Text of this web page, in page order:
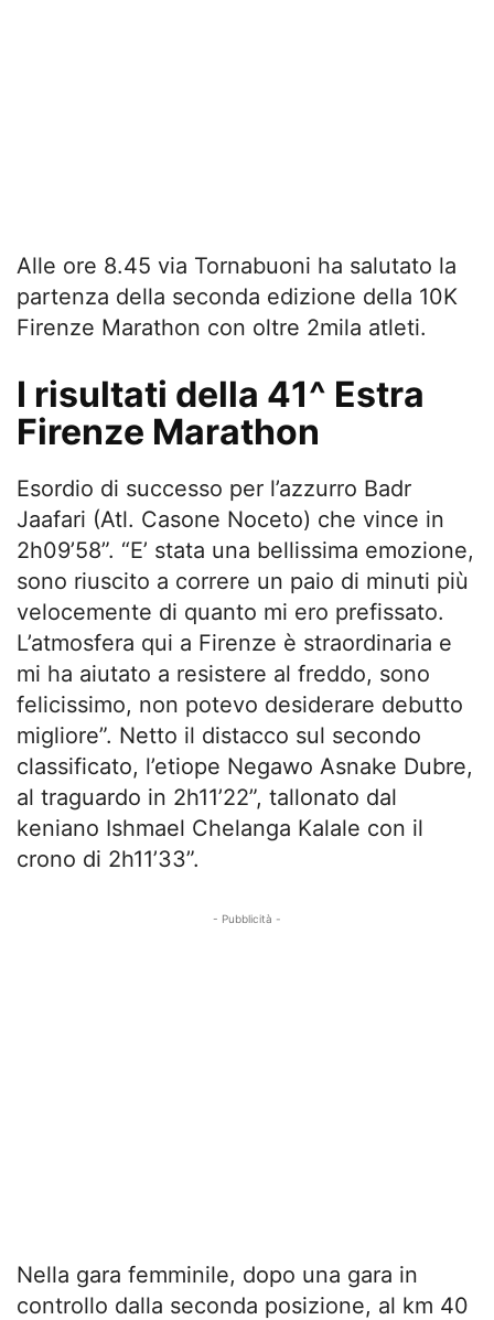
Alle ore 8.45 via Tornabuoni ha salutato la
partenza della seconda edizione della 10K
Firenze Marathon con oltre 2mila atleti.
I risultati della 41^ Estra
Firenze Marathon
Esordio di successo per l’azzurro Badr
Jaafari (Atl. Casone Noceto) che vince in
2h09’58”. “E’ stata una bellissima emozione,
sono riuscito a correre un paio di minuti più
velocemente di quanto mi ero prefissato.
L’atmosfera qui a Firenze è straordinaria e
mi ha aiutato a resistere al freddo, sono
felicissimo, non potevo desiderare debutto
migliore”. Netto il distacco sul secondo
classificato, l’etiope Negawo Asnake Dubre,
al traguardo in 2h11’22”, tallonato dal
keniano Ishmael Chelanga Kalale con il
crono di 2h11’33”.
- Pubblicità -
Nella gara femminile, dopo una gara in
controllo dalla seconda posizione, al km 40